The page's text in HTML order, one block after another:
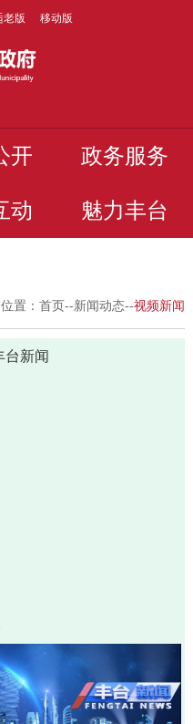
老版 移动版
开 政务服务
动 魅力丰台
位置：首页--新闻动态--视频新闻
台新闻